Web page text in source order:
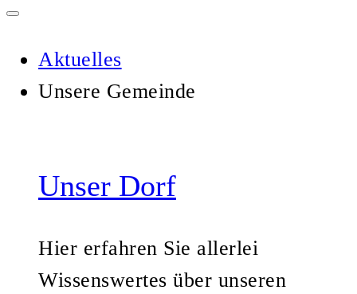
Aktuelles
Unsere Gemeinde
Unser Dorf
Hier erfahren Sie allerlei
Wissenswertes über unseren